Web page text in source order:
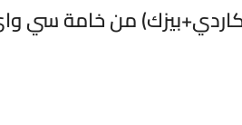
من خامة سي